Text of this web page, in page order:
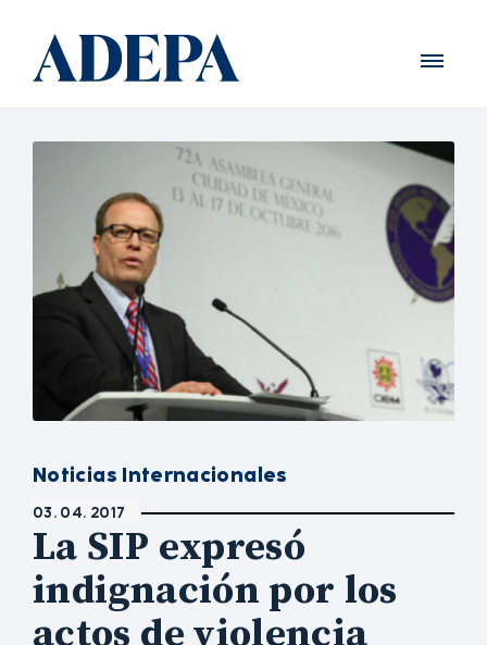
Noticias Internacionales
03. 04. 2017
La SIP expresó
indignación por los
actos de violencia